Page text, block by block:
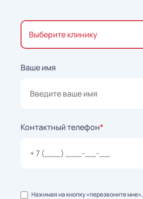
Выберите клинику
Ваше имя
Контактный телефон*
Нажимая на кнопку «перезвоните